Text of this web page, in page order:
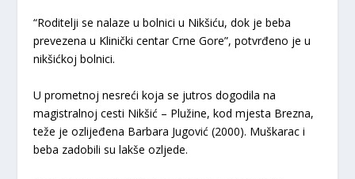
“Roditelji se nalaze u bolnici u Nikšiću, dok je beba
prevezena u Klinički centar Crne Gore”, potvrđeno je u
nikšićkoj bolnici.
U prometnoj nesreći koja se jutros dogodila na
magistralnoj cesti Nikšić – Plužine, kod mjesta Brezna,
teže je ozlijeđena Barbara Jugović (2000). Muškarac i
beba zadobili su lakše ozljede.